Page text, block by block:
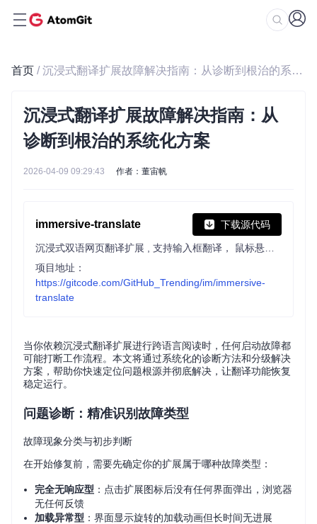
首页 / 沉浸式翻译扩展故障解决指南：从诊断到根治的系统化方案
沉浸式翻译扩展故障解决指南：从
诊断到根治的系统化方案
2026-04-09 09:29:43 作者：董宙帆
immersive-translate 下载源代码
项目地址：
https://gitcode.com/GitHub_Trending/im/immersive-
translate
当你依赖沉浸式翻译扩展进行跨语言阅读时，任何启动故障都
可能打断工作流程。本文将通过系统化的诊断方法和分级解决
方案，帮助你快速定位问题根源并彻底解决，让翻译功能恢复
稳定运行。
问题诊断：精准识别故障类型
故障现象分类与初步判断
在开始修复前，需要先确定你的扩展属于哪种故障类型：
完全无响应型 ：点击扩展图标后没有任何界面弹出，浏览器
无任何反馈
加载异常型 ：界面显示旋转的加载动画但长时间无进展